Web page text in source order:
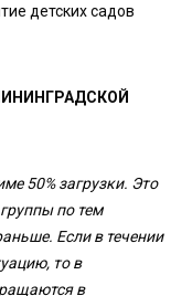
детских садов
50% загрузки. Это
по тем
Если в течении
то в
в